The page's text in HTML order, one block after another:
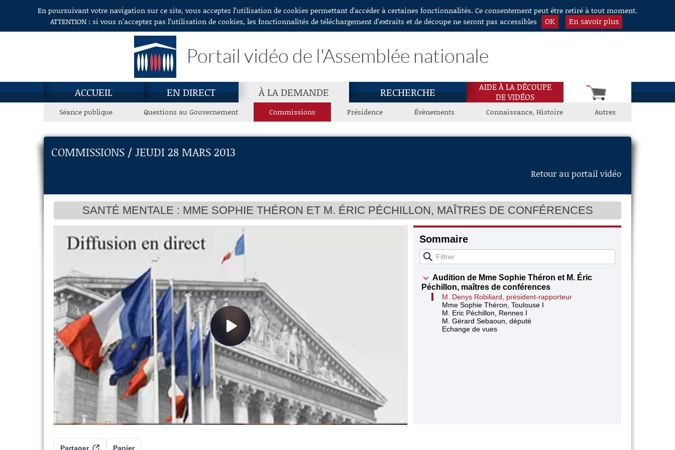
Aller au contenuEn poursuivant votre navigation sur ce site, vous acceptez l’utilisation de cookies permettant d'accéder à certaines fonctionnalités. Ce consentement peut être retiré à tout moment.
ATTENTION : si vous n’acceptez pas l’utilisation de cookies, les fonctionnalités de téléchargement d’extraits et de découpe ne seront pas accessibles
OK En savoir plus
Portail vidéo de l'Assemblée nationale
ACCUEIL EN DIRECT À LA DEMANDE RECHERCHE
AIDE À LA DÉCOUPE
DE VIDÉOS
Séance publique Questions au Gouvernement Commissions Présidence Évènements Connaissance, Histoire Autres
COMMISSIONS / JEUDI 28 MARS 2013
Retour au portail vidéo
SANTÉ MENTALE : MME SOPHIE THÉRON ET M. ÉRIC PÉCHILLON, MAÎTRES DE CONFÉRENCES
Sommaire
Audition de Mme Sophie Théron et M. Éric
Péchillon, maîtres de conférences
M. Denys Robiliard, président-rapporteur
Mme Sophie Théron, Toulouse I
M. Eric Péchillon, Rennes I
M. Gérard Sebaoun, député
Echange de vues
Panier
Partager